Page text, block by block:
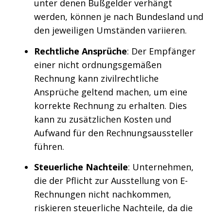
unter denen Bußgelder verhängt
werden, können je nach Bundesland und
den jeweiligen Umständen variieren.
Rechtliche Ansprüche: Der Empfänger
einer nicht ordnungsgemäßen
Rechnung kann zivilrechtliche
Ansprüche geltend machen, um eine
korrekte Rechnung zu erhalten. Dies
kann zu zusätzlichen Kosten und
Aufwand für den Rechnungsaussteller
führen.
Steuerliche Nachteile: Unternehmen,
die der Pflicht zur Ausstellung von E-
Rechnungen nicht nachkommen,
riskieren steuerliche Nachteile, da die